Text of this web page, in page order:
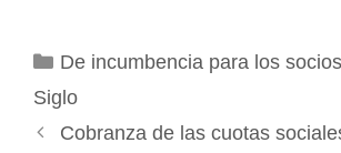
Categorías
De incumbencia para los
Siglo
Cobranza de las cuotas